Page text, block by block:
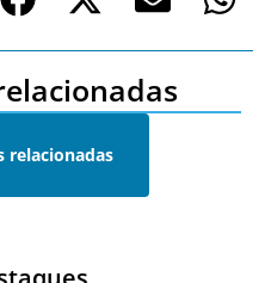
relacionadas